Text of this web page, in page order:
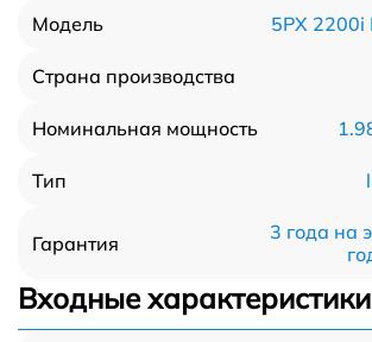
Модель 5PX 2200i
Страна производства
Номинальная мощность
Тип
Гарантия
3 года на
Входные характеристики